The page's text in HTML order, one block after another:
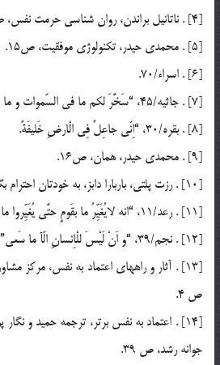
[4] . ناتانيل براندن، روان شناسي حرمت نفس، صفحه 162.
[5] . محمدي حيدر، تكنولوژي موفقيت، ص15.
[6] . اسراء/70.
[7] . جاثيه/45، “سَخَّرَ لكم ما في السّموات و ما في الارضِ”.
[8] . بقره/30، “اِنّي جاعِلٌ فِي الْارضِ خَليفَةً.
[9] . محمدي حيدر، همان، ص16.
[10] . رزت پلتي، باربارا دابز، به خودتان احترام بگذاريد، ص19 و 18.
[11] . رعد/11، “انه لايُغَيِّرُ ما بقَومٍ حتَّي يُغَيِّروا ما بأنفسهم”.
[12] . نجم/39، “و اَنْ لَيْسَ للْاِنسانِ الّآ ما سَعي”.
ص 4.
[14] . اعتماد به نفس برتر، ترجمه حميد و
جوانه رشد، ص 39.